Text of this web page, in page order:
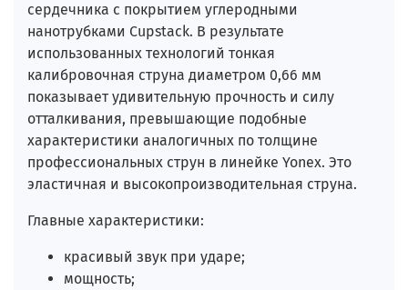
сердечника с покрытием углеродными
нанотрубками Cupstack. В результате
использованных технологий тонкая
калибровочная струна диаметром 0,66 мм
показывает удивительную прочность и силу
отталкивания, превышающие подобные
характеристики аналогичных по толщине
профессиональных струн в линейке Yonex. Это
эластичная и высокопроизводительная струна.
Главные характеристики:
красивый звук при ударе;
мощность;